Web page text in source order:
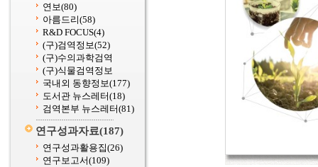
연보(80)
아름드리(58)
R&D FOCUS(4)
(구)검역정보(52)
(구)수의과학검역
(구)식물검역정보
국내외 동향정보(177)
도서관 뉴스레터(18)
검역본부 뉴스레터(81)
연구성과자료(187)
연구성과활용집(26)
연구보고서(109)